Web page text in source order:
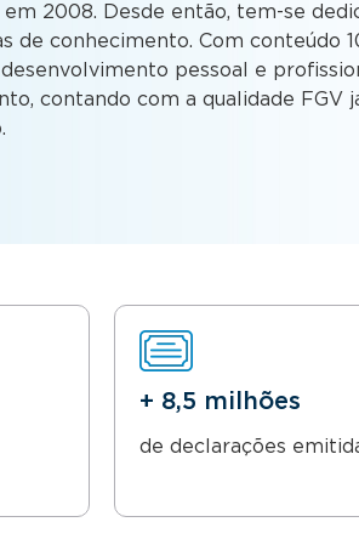
2008. Desde então, tem-se
de conhecimento. Com conteúdo
pessoal e
contando com a qualidade FGV
+ 8,5 milhões
de declarações